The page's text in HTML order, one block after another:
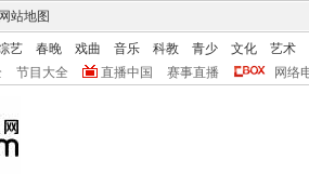
网站地图
艺 春晚 戏曲 音乐 科教 青少 文化
艺术
节目大全 直播中国 赛事直播 网络